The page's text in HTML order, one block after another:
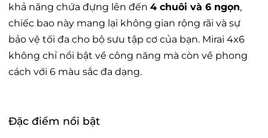
khả năng chứa đựng lên đến 4 chuôi và 6 ngọn,
chiếc bao này mang lại không gian rộng rãi và sự
bảo vệ tối đa cho bộ sưu tập cơ của bạn. Mirai 4x6
không chỉ nổi bật về công năng mà còn về phong
cách với 6 màu sắc đa dạng.
Đặc điểm nổi bật